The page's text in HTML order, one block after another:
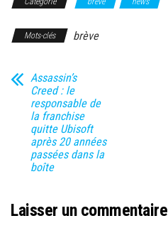
Mots-clés brève
Assassin’s
Creed : le
responsable de
la franchise
quitte Ubisoft
après 20 années
passées dans la
boîte
Laisser un commentaire